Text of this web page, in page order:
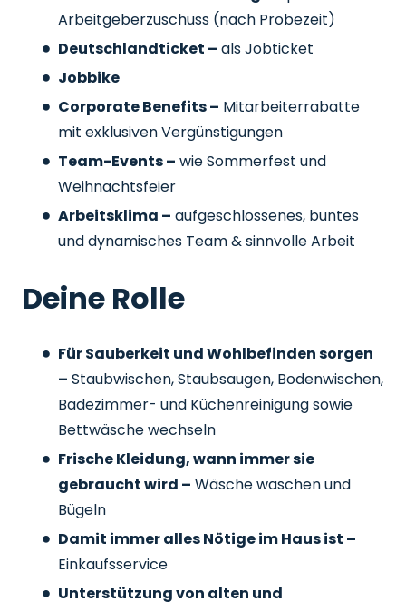
Arbeitgeberzuschuss (nach Probezeit)
Deutschlandticket – als Jobticket
Jobbike
Corporate Benefits – Mitarbeiterrabatte
mit exklusiven Vergünstigungen
Team-Events – wie Sommerfest und
Weihnachtsfeier
Arbeitsklima – aufgeschlossenes, buntes
und dynamisches Team & sinnvolle Arbeit
Deine Rolle
Für Sauberkeit und Wohlbefinden sorgen
– Staubwischen, Staubsaugen, Bodenwischen,
Badezimmer- und Küchenreinigung sowie
Bettwäsche wechseln
Frische Kleidung, wann immer sie
gebraucht wird – Wäsche waschen und
Bügeln
Damit immer alles Nötige im Haus ist –
Einkaufsservice
Unterstützung von alten und